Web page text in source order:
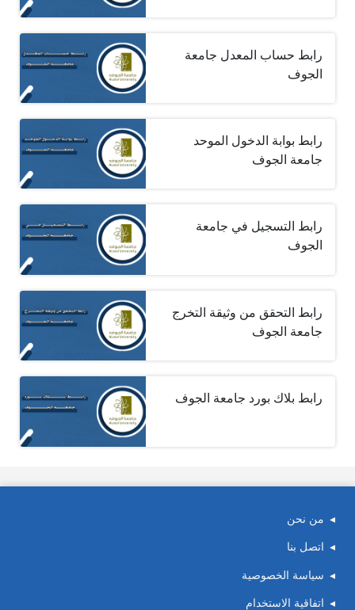
رابط حساب المعدل جامعة
الجوف
رابط بوابة الدخول الموحد
جامعة الجوف
رابط التسجيل في جامعة
الجوف
رابط التحقق من وثيقة التخرج
جامعة الجوف
رابط بلاك بورد جامعة الجوف
من نحن
اتصل بنا
سياسة الخصوصية
اتفاقية الاستخدام